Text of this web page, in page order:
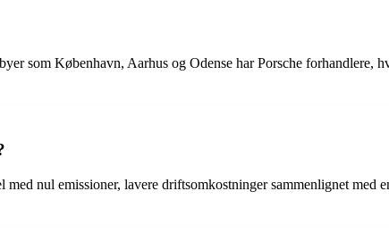
som København, Aarhus og Odense har Porsche forhandlere,
nul emissioner, lavere driftsomkostninger sammenlignet med